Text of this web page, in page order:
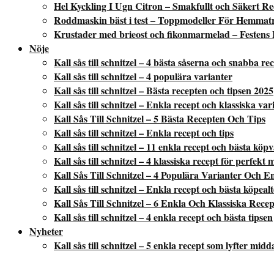
Hel Kyckling I Ugn Citron – Smakfullt och Säkert
Roddmaskin bäst i test – Toppmodeller För
Krustader med brieost och fikonmarmelad – Festens
Nöje
Kall sås till schnitzel – 4 bästa såserna och snabba
Kall sås till schnitzel – 4 populära varianter
Kall sås till schnitzel – Bästa recepten och tipsen 2025
Kall sås till schnitzel – Enkla recept och klassiska
Kall Sås Till Schnitzel – 5 Bästa Recepten Och Tips
Kall sås till schnitzel – Enkla recept och tips
Kall sås till schnitzel – 11 enkla recept och bästa
Kall sås till schnitzel – 4 klassiska recept för perfekt
Kall Sås Till Schnitzel – 4 Populära Varianter Och
Kall sås till schnitzel – Enkla recept och bästa
Kall Sås Till Schnitzel – 6 Enkla Och Klassiska
Kall sås till schnitzel – 4 enkla recept och bästa tipsen
Nyheter
Kall sås till schnitzel – 5 enkla recept som lyfter